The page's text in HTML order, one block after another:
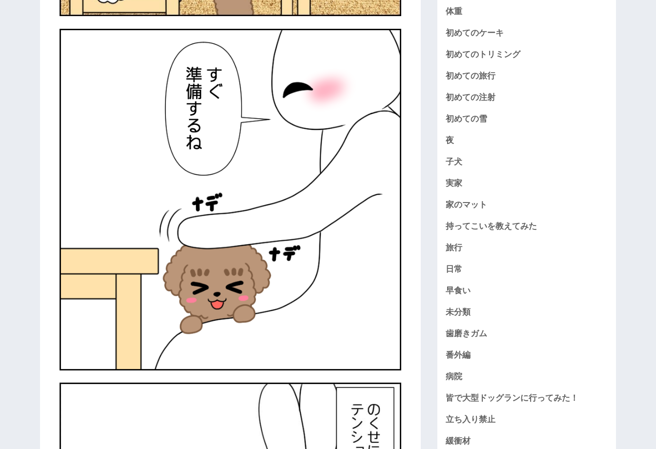
体重
初めてのケーキ
初めてのトリミング
初めての旅行
初めての注射
初めての雪
夜
子犬
実家
家のマット
持ってこいを教えてみた
旅行
日常
早食い
未分類
歯磨きガム
番外編
病院
皆で大型ドッグランに行ってみた！
立ち入り禁止
緩衝材